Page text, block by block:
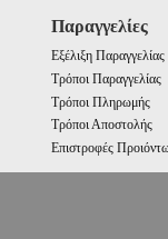
Παραγγελίες
Εξέλιξη Παραγγελίας
Τρόποι Παραγγελίας
Τρόποι Πληρωμής
Τρόποι Αποστολής
Επιστροφές